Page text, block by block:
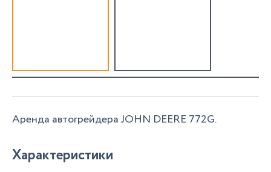
Аренда автогрейдера JOHN DEERE 772G.
Характеристики